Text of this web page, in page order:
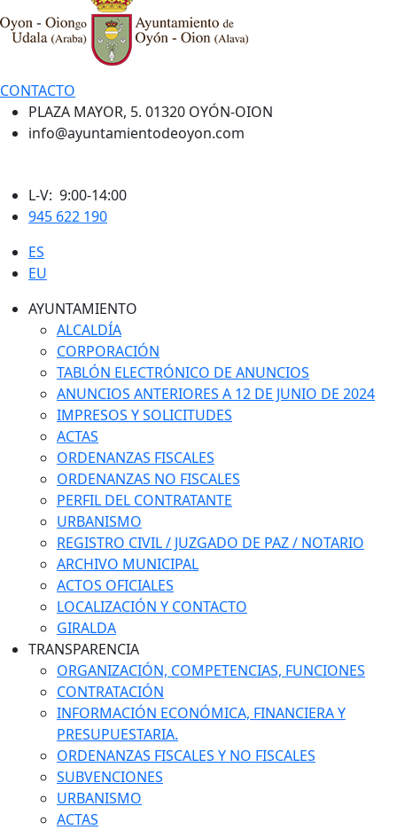
CONTACTO
PLAZA MAYOR, 5. 01320 OYÓN-OION
info@ayuntamientodeoyon.com
L-V: 9:00-14:00
945 622 190
ES
EU
AYUNTAMIENTO
ALCALDÍA
CORPORACIÓN
TABLÓN ELECTRÓNICO DE ANUNCIOS
ANUNCIOS ANTERIORES A 12 DE JUNIO DE 2024
IMPRESOS Y SOLICITUDES
ACTAS
ORDENANZAS FISCALES
ORDENANZAS NO FISCALES
PERFIL DEL CONTRATANTE
URBANISMO
REGISTRO CIVIL / JUZGADO DE PAZ / NOTARIO
ARCHIVO MUNICIPAL
ACTOS OFICIALES
LOCALIZACIÓN Y CONTACTO
GIRALDA
TRANSPARENCIA
ORGANIZACIÓN, COMPETENCIAS, FUNCIONES
CONTRATACIÓN
INFORMACIÓN ECONÓMICA, FINANCIERA Y
PRESUPUESTARIA.
ORDENANZAS FISCALES Y NO FISCALES
SUBVENCIONES
URBANISMO
ACTAS